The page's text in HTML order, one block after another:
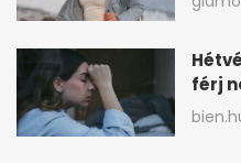
férj
a